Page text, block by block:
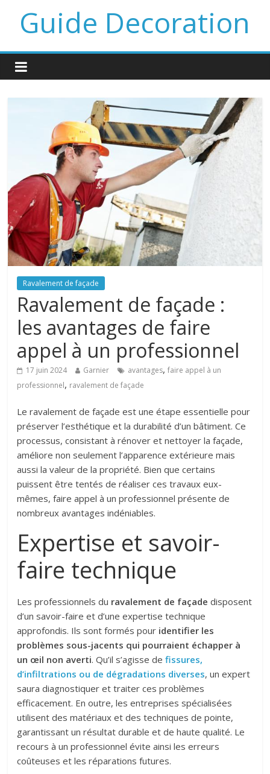
Guide Decoration
Ravalement de façade
Ravalement de façade :
les avantages de faire
appel à un professionnel
17 juin 2024 Garnier avantages,faire appel à un
professionnel, ravalement de façade
Le ravalement de façade est une étape essentielle pour
préserver l’esthétique et la durabilité d’un bâtiment. Ce
processus, consistant à rénover et nettoyer la façade,
améliore non seulement l’apparence extérieure mais
aussi la valeur de la propriété. Bien que certains
puissent être tentés de réaliser ces travaux eux-
mêmes, faire appel à un professionnel présente de
nombreux avantages indéniables.
Expertise et savoir-
faire technique
Les professionnels du ravalement de façade disposent
d’un savoir-faire et d’une expertise technique
approfondis. Ils sont formés pour identifier les
problèmes sous-jacents qui pourraient échapper à
un œil non averti. Qu’il s’agisse defissures,
d’infiltrations ou de dégradations diverses, un expert
saura diagnostiquer et traiter ces problèmes
efficacement. En outre, les entreprises spécialisées
utilisent des matériaux et des techniques de pointe,
garantissant un résultat durable et de haute qualité. Le
recours à un professionnel évite ainsi les erreurs
coûteuses et les réparations futures.